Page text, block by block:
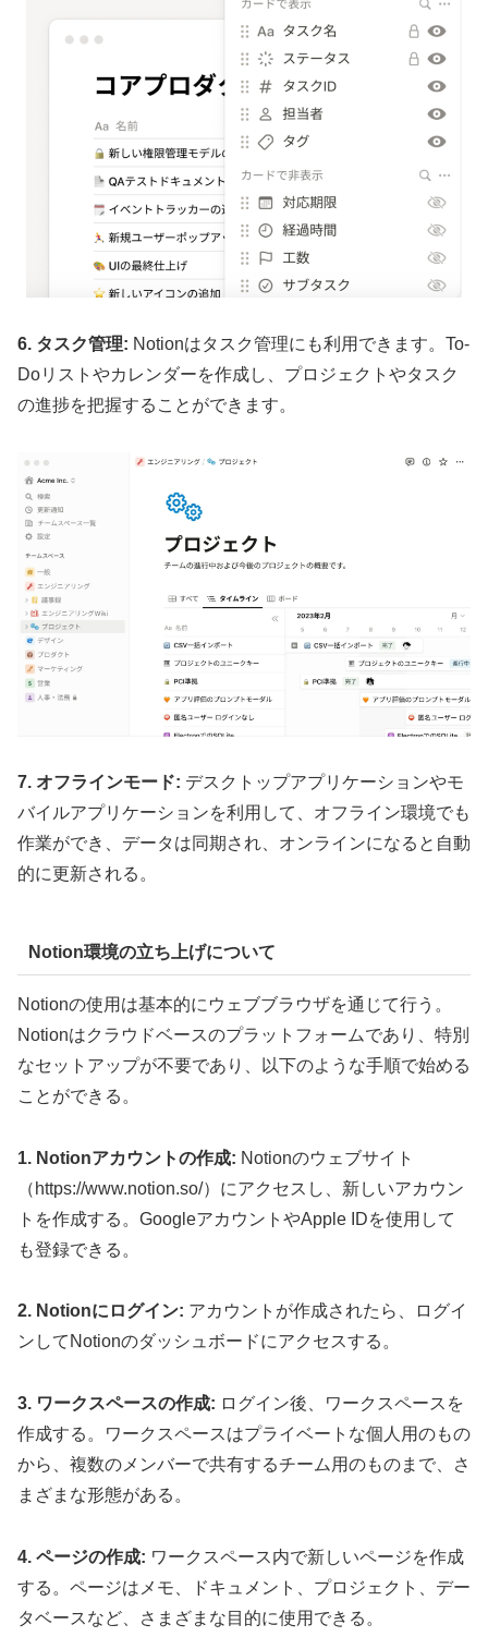
6. タスク管理: Notionはタスク管理にも利用できます。To-
Doリストやカレンダーを作成し、プロジェクトやタスク
の進捗を把握することができます。
7. オフラインモード: デスクトップアプリケーションやモ
バイルアプリケーションを利用して、オフライン環境でも
作業ができ、データは同期され、オンラインになると自動
的に更新される。
Notion環境の立ち上げについて
Notionの使用は基本的にウェブブラウザを通じて行う。
Notionはクラウドベースのプラットフォームであり、特別
なセットアップが不要であり、以下のような手順で始める
ことができる。
1. Notionアカウントの作成: Notionのウェブサイト
（https://www.notion.so/）にアクセスし、新しいアカウン
トを作成する。GoogleアカウントやApple IDを使用して
も登録できる。
2. Notionにログイン: アカウントが作成されたら、ログイ
ンしてNotionのダッシュボードにアクセスする。
3. ワークスペースの作成: ログイン後、ワークスペースを
作成する。ワークスペースはプライベートな個人用のもの
から、複数のメンバーで共有するチーム用のものまで、さ
まざまな形態がある。
4. ページの作成: ワークスペース内で新しいページを作成
する。ページはメモ、ドキュメント、プロジェクト、デー
タベースなど、さまざまな目的に使用できる。